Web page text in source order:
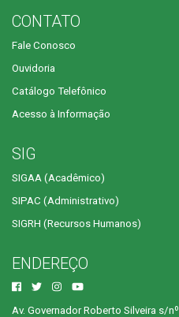
CONTATO
Fale Conosco
Ouvidoria
Catálogo Telefônico
Acesso à Informação
SIG
SIGAA (Acadêmico)
SIPAC (Administrativo)
SIGRH (Recursos Humanos)
ENDEREÇO
Av. Governador Roberto Silveira s/nº